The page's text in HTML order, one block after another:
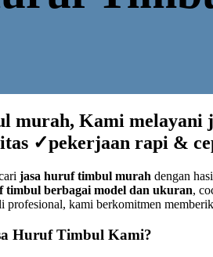
murah, Kami
✓pekerjaan rapi &
jasa huruf timbul murah dengan
timbul berbagai model dan ukuran,
profesional, kami berkomitmen
Huruf Timbul Kami?